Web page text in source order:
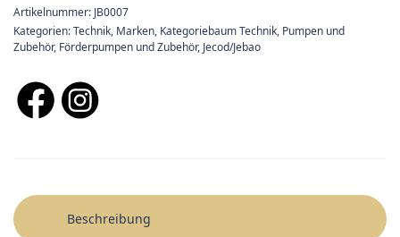
Artikelnummer: JB0007
Kategorien:Technik, Marken, Kategoriebaum Technik, Pumpen und
Zubehör, Förderpumpen und Zubehör, Jecod/Jebao
Beschreibung